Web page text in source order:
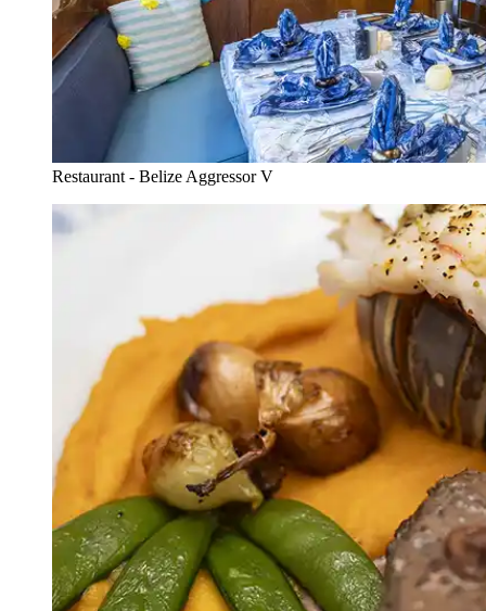
Restaurant - Belize Aggressor V